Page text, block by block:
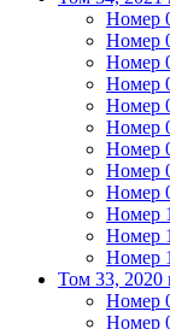
Номер
Номер
Номер
Номер
Номер
Номер
Номер
Номер
Номер
Номер
Номер
Номер
Том 33, 2020
Номер
Номер